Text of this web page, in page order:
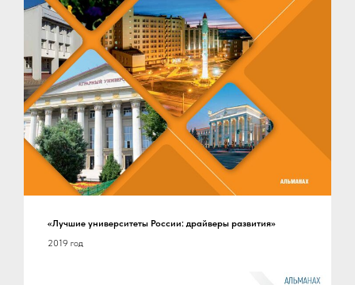
«Лучшие университеты России: драйверы развития»
2019 год